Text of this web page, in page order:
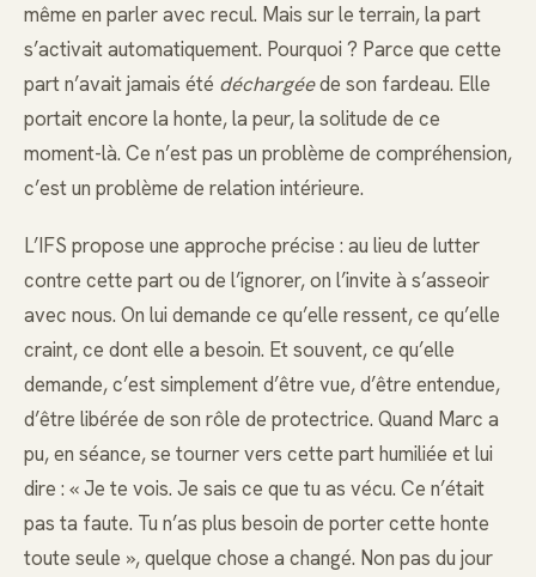
même en parler avec recul. Mais sur le terrain, la part
s’activait automatiquement. Pourquoi ? Parce que cette
part n’avait jamais été déchargéede son fardeau. Elle
portait encore la honte, la peur, la solitude de ce
moment-là. Ce n’est pas un problème de compréhension,
c’est un problème de relation intérieure.
L’IFS propose une approche précise : au lieu de lutter
contre cette part ou de l’ignorer, on l’invite à s’asseoir
avec nous. On lui demande ce qu’elle ressent, ce qu’elle
craint, ce dont elle a besoin. Et souvent, ce qu’elle
demande, c’est simplement d’être vue, d’être entendue,
d’être libérée de son rôle de protectrice. Quand Marc a
pu, en séance, se tourner vers cette part humiliée et lui
dire : « Je te vois. Je sais ce que tu as vécu. Ce n’était
pas ta faute. Tu n’as plus besoin de porter cette honte
toute seule », quelque chose a changé. Non pas du jour